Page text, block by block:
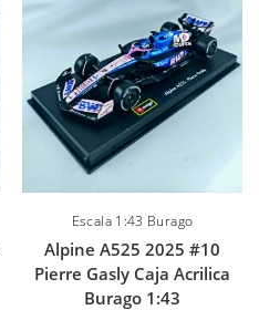
Escala 1:43 Burago
Alpine A525 2025 #10
Pierre Gasly Caja Acrilica
Burago 1:43